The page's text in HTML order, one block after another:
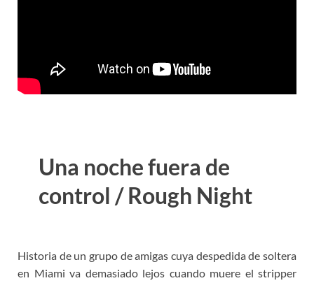
Una noche fuera de
control / Rough Night
Historia de un grupo de amigas cuya despedida de soltera
en Miami va demasiado lejos cuando muere el stripper